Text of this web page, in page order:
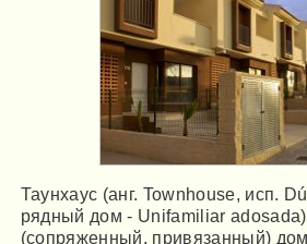
Таунхаус (анг. Townhouse, исп.
рядный дом - Unifamiliar
(сопряженный, привязанный) дом